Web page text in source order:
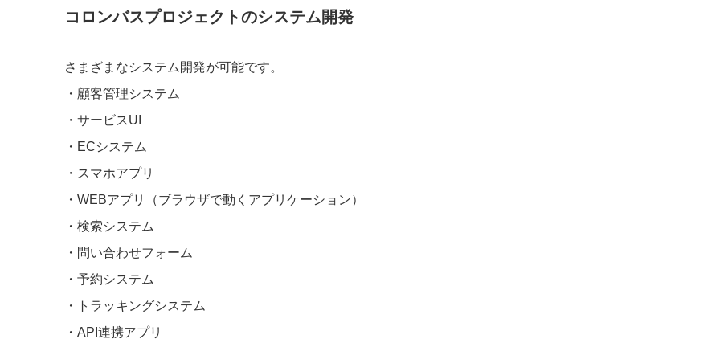
コロンバスプロジェクトのシステム開発
さまざまなシステム開発が可能です。
・顧客管理システム
・サービスUI
・ECシステム
・スマホアプリ
・WEBアプリ（ブラウザで動くアプリケーション）
・検索システム
・問い合わせフォーム
・予約システム
・トラッキングシステム
・API連携アプリ